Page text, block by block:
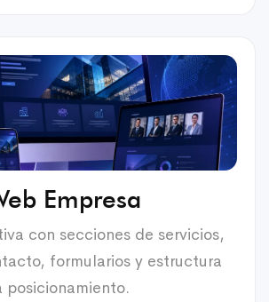
Empresa
con secciones de servicios,
formularios y estructura
posicionamiento.